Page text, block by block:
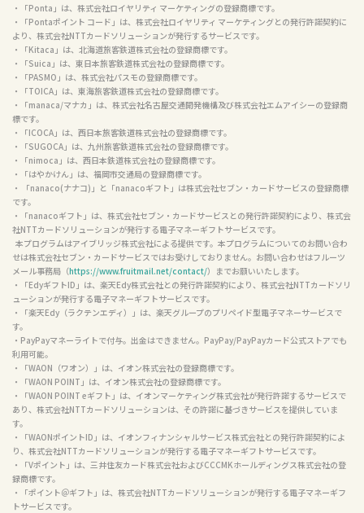
・「Ponta」は、株式会社ロイヤリティ マーケティングの登録商標です。
・「Pontaポイント コード」は、株式会社ロイヤリティ マーケティングとの発行許諾契約に
より、株式会社NTTカードソリューションが発行するサービスです。
・「Kitaca」は、北海道旅客鉄道株式会社の登録商標です。
・「Suica」は、東日本旅客鉄道株式会社の登録商標です。
・「PASMO」は、株式会社パスモの登録商標です。
・「TOICA」は、東海旅客鉄道株式会社の登録商標です。
・「manaca/マナカ」は、株式会社名古屋交通開発機構及び株式会社エムアイシーの登録商
標です。
・「ICOCA」は、西日本旅客鉄道株式会社の登録商標です。
・「SUGOCA」は、九州旅客鉄道株式会社の登録商標です。
・「nimoca」は、西日本鉄道株式会社の登録商標です。
・「はやかけん」は、福岡市交通局の登録商標です。
・ 「nanaco(ナナコ)」と「nanacoギフト」は株式会社セブン・カードサービスの登録商標
です。
・「nanacoギフト」は、株式会社セブン・カードサービスとの発行許諾契約により、株式会
社NTTカードソリューションが発行する電子マネーギフトサービスです。
せは株式会社セブン・カードサービスではお受けしておりません。お問い合わせはフルーツ
メール事務局（https://www.fruitmail.net/contact/）までお願いいたします。
・「EdyギフトID」は、楽天Edy株式会社との発行許諾契約により、株式会社NTTカードソリ
ューションが発行する電子マネーギフトサービスです。
・「楽天Edy（ラクテンエディ）」は、楽天グループのプリペイド型電子マネーサービスで
す。
・PayPayマネーライトで付与。出金はできません。PayPay/PayPayカード公式ストアでも
利用可能。
・「WAON（ワオン）」は、イオン株式会社の登録商標です。
・「WAON POINT」は、イオン株式会社の登録商標です。
・「WAON POINT eギフト」は、イオンマーケティング株式会社が発行許諾するサービスで
あり、株式会社NTTカードソリューションは、その許諾に基づきサービスを提供していま
す。
・「WAONポイントID」は、イオンフィナンシャルサービス株式会社との発行許諾契約によ
り、株式会社NTTカードソリューションが発行する電子マネーギフトサービスです。
・「Vポイント」は、三井住友カード株式会社およびCCCMKホールディングス株式会社の登
録商標です。
・「ポイント＠ギフト」は、株式会社NTTカードソリューションが発行する電子マネーギフ
トサービスです。